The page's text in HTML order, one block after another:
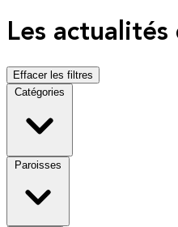
Les actualités
Effacer les filtres
Catégories
Paroisses